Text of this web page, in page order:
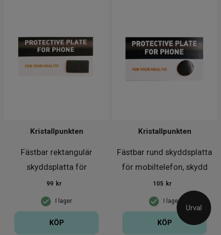
Urval
Fästbar rektangulär
skyddsplatta för
mobiltelefon,
Kristallpunkten
I lager
99 kr
KÖP
Fästbar rund skyddsplatta
för mobiltelefon, skydd
Kristallpunkten
I lager
105 kr
KÖP